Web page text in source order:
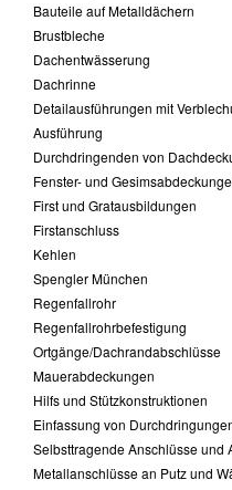
Bauteile auf Metalldächern
Brustbleche
Dachentwässerung
Dachrinne
Detailausführungen mit
Ausführung
Durchdringenden von
Fenster- und
First und Gratausbildungen
Firstanschluss
Kehlen
Spengler München
Regenfallrohr
Regenfallrohrbefestigung
Ortgänge/Dachrandabschlüsse
Mauerabdeckungen
Hilfs und Stützkonstruktionen
Einfassung von
Selbsttragende Anschlüsse und
Metallanschlüsse an Putz und